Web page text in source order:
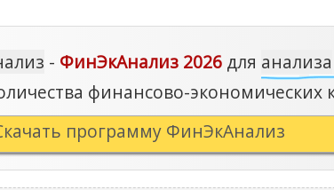
- ФинЭкАнализ 2026 для анализа
финансово-экономических
программу ФинЭкАнализ